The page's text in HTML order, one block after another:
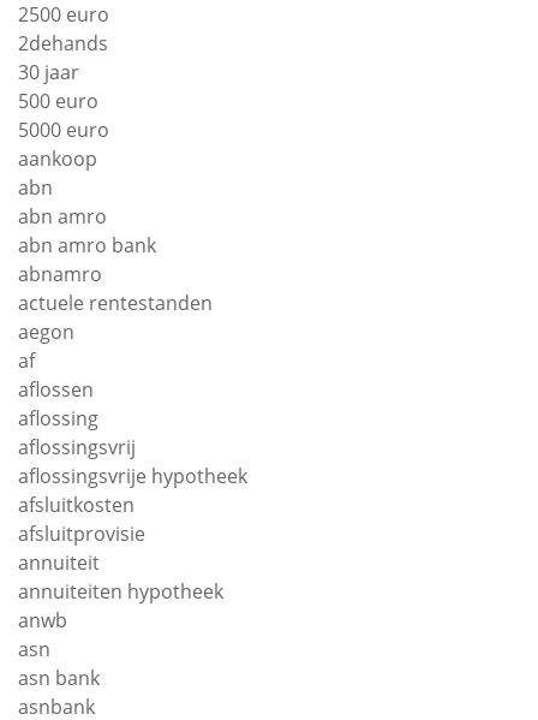
2500 euro
2dehands
30 jaar
500 euro
5000 euro
aankoop
abn
abn amro
abn amro bank
abnamro
actuele rentestanden
aegon
af
aflossen
aflossing
aflossingsvrij
aflossingsvrije hypotheek
afsluitkosten
afsluitprovisie
annuiteit
annuiteiten hypotheek
anwb
asn
asn bank
asnbank